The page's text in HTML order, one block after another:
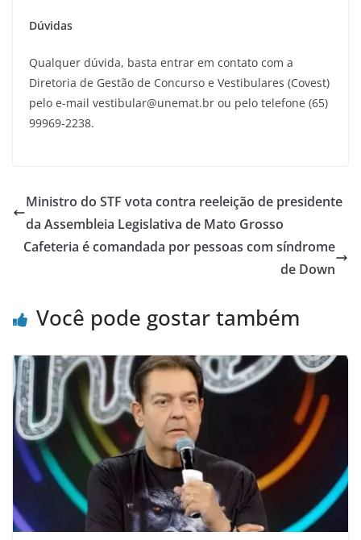
Dúvidas
Qualquer dúvida, basta entrar em contato com a
Diretoria de Gestão de Concurso e Vestibulares (Covest)
pelo e-mail vestibular@unemat.br ou pelo telefone (65)
99969-2238.
Ministro do STF vota contra reeleição de presidente
da Assembleia Legislativa de Mato Grosso
Cafeteria é comandada por pessoas com síndrome
de Down
Você pode gostar também